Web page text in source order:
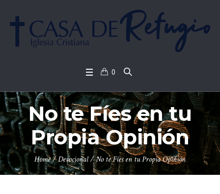
0
No te Fíes en tu
Propia Opinión
Home/Devocional/No te Fíes en tu Propia Opinión